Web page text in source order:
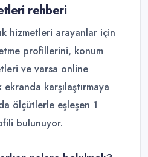
rehberi
hizmetleri arayanlar için
profillerini, konum
ve varsa online
karşılaştırmaya
ölçütlerle eşleşen 1
bulunuyor.